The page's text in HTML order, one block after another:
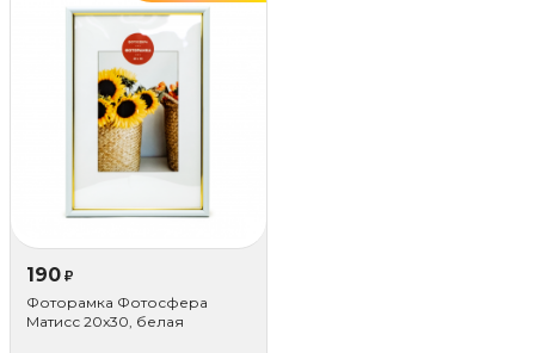
190 ₽
Фоторамка Фотосфера
Матисс 20x30, белая